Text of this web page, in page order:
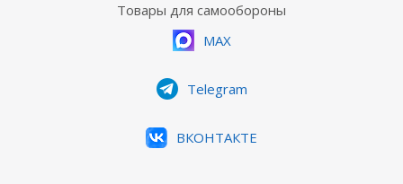
Товары для самообороны
MAX
Telegram
ВКОНТАКТЕ